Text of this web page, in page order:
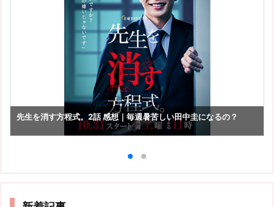
先生を消す方程式。2話 感想｜毎週暑苦しい田中圭になるの？